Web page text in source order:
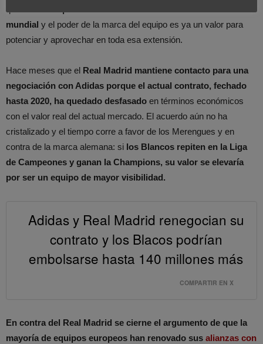
que
mundial y el poder de la marca del equipo es ya un valor para
potenciar y aprovechar en toda esa extensión.
Hace meses que el Real Madrid mantiene contacto para una
negociación con Adidas porque el actual contrato, fechado
hasta 2020, ha quedado desfasado en términos económicos
con el valor real del actual mercado. El acuerdo aún no ha
cristalizado y el tiempo corre a favor de los Merengues y en
contra de la marca alemana: si los Blancos repiten en la Liga
de Campeones y ganan la Champions, su valor se elevaría
por ser un equipo de mayor visibilidad.
Adidas y Real Madrid renegocian su
contrato y los Blacos podrían
embolsarse hasta 140 millones más
COMPARTIR EN X
En contra del Real Madrid se cierne el argumento de que la
mayoría de equipos europeos han renovado sus alianzas con